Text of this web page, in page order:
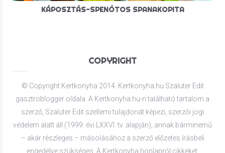
KÁPOSZTÁS-SPENÓTOS SPANAKOPITA
COPYRIGHT
© Copyright Kertkonyha 2014. Kertkonyha.hu Szaluter Edit
gasztroblogger oldala. A Kertkonyha.hu-n található tartalom a
szerző, Szaluter Edit szellemi tulajdonát képezi, szerzői jogi
védelem alatt áll (1999. évi LXXVI. tv. alapján), annak bárminemű
– akár részleges – másolásához a szerző előzetes írásbeli
engedélye szükséges. A Kertkonyha honlapról cikkeket,